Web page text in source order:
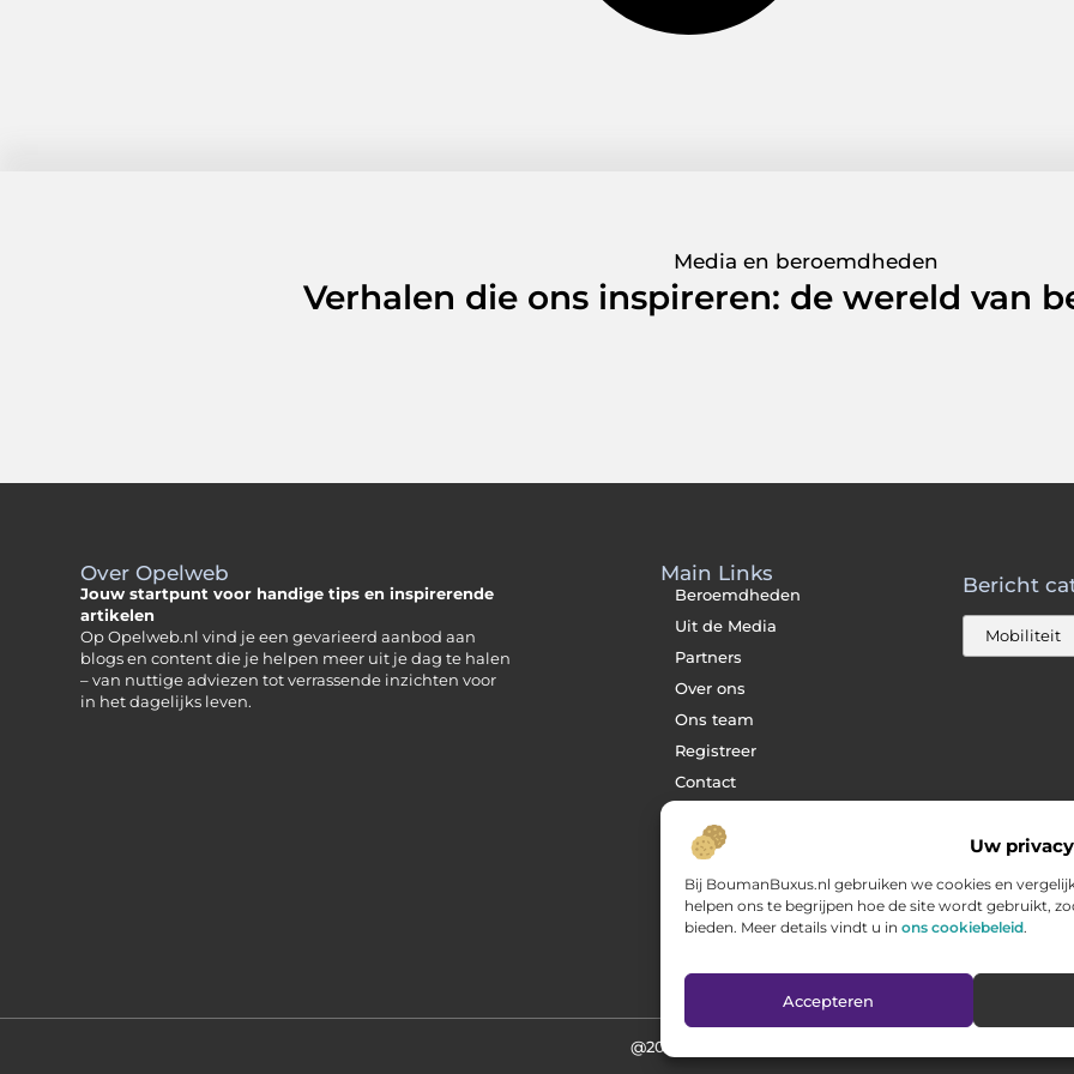
Uw
Bij BoumanBuxus.nl gebruiken we cookies en
helpen ons te begrijpen hoe de site wordt gebruikt,
bieden. Meer details vindt u in ons cookiebeleid.
Accepteren
Media en beroemdheden
Verhalen die ons inspireren: de wereld van
Over Opelweb
Jouw startpunt voor handige tips en inspirerende
artikelen
Op Opelweb.nl vind je een gevarieerd aanbod aan
blogs en content die je helpen meer uit je dag te halen
– van nuttige adviezen tot verrassende inzichten voor
in het dagelijks leven.
Main Links
Beroemdheden
Uit de Media
Partners
Over ons
Ons team
Registreer
Contact
Cookiebeleid (EU)
Goede backlinks kopen:
zo verbeter jij jouw
website rankings
Geld verdienen via
Bericht
@2025 www.opelweb.nl. All Right Reserved.